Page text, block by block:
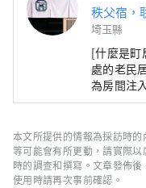
秩父宿，
埼玉縣
[什麼是町
處的老民
為房間注
馨、輕鬆
同風味，
本文所提供的情報為採訪時
等可能會有所更動，請實際
時的調查和撰寫。文章發佈
使用時請再次事前確認。